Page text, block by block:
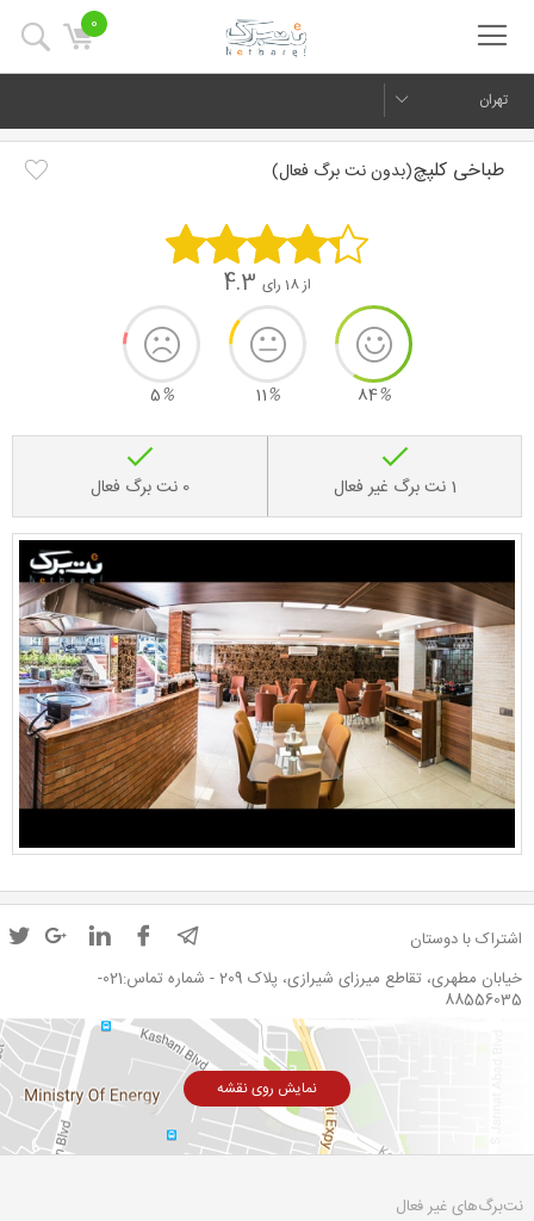
0
تهران
طباخی کلپچ(بدون نت برگ فعال)
از 18 رای 4.3
84%
11%
5%
1 نت برگ غیر فعال 0 نت برگ فعال
اشتراک با دوستان
خیابان مطهری، تقاطع میرزای شیرازی، پلاک 209 - شماره تماس:021-
88556035
نمایش روی نقشه
نت‌برگ‌های غیر فعال